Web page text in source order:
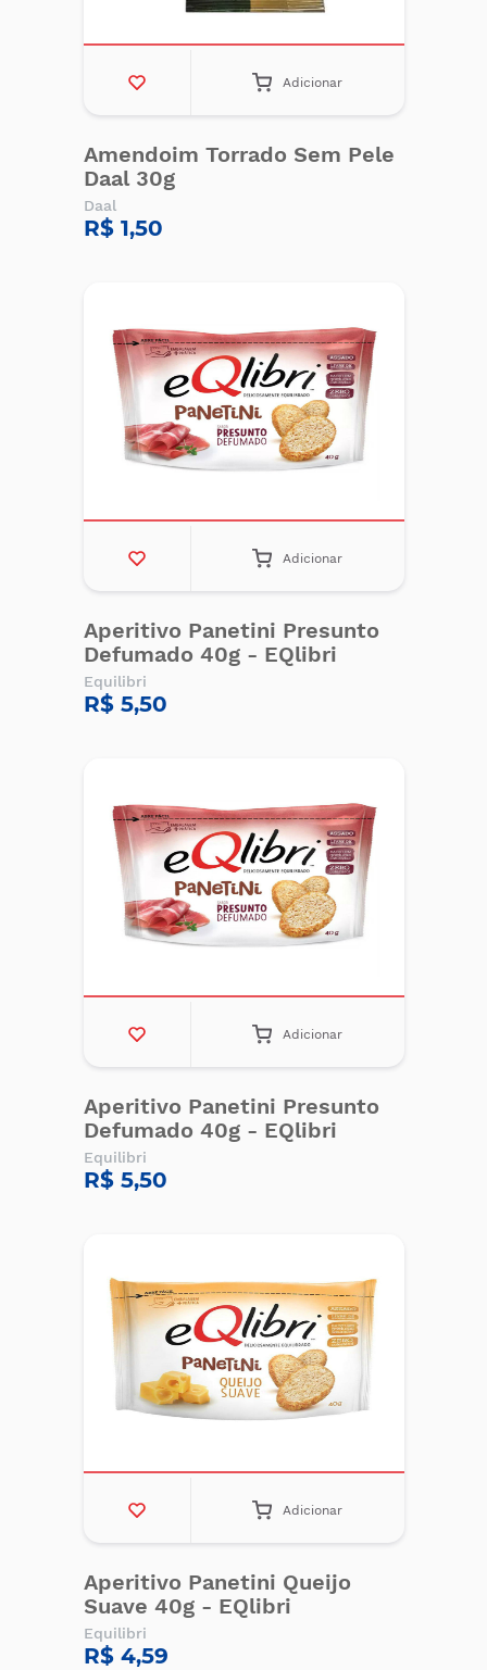
Adicionar
Amendoim Torrado Sem Pele
Daal 30g
Daal
R$ 1,50
Adicionar
Aperitivo Panetini Presunto
Defumado 40g - EQlibri
Equilibri
R$ 5,50
Adicionar
Aperitivo Panetini Presunto
Defumado 40g - EQlibri
Equilibri
R$ 5,50
Adicionar
Aperitivo Panetini Queijo
Suave 40g - EQlibri
Equilibri
R$ 4,59